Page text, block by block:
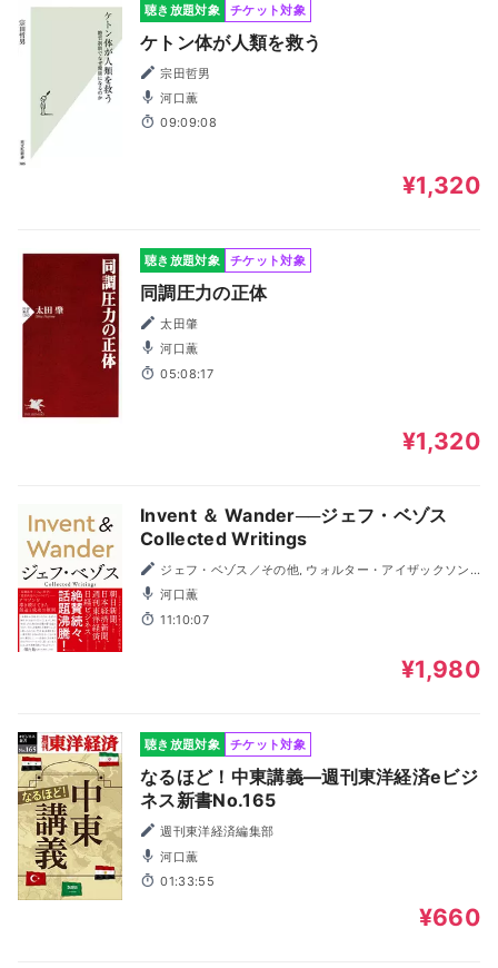
聴き放題対象 チケット対象
ケトン体が人類を救う
宗田哲男
河口薫
09:09:08
¥1,320
聴き放題対象 チケット対象
同調圧力の正体
太田肇
河口薫
05:08:17
¥1,320
Invent ＆ Wander──ジェフ・ベゾス
Collected Writings
／その他, 関美和／訳
河口薫
11:10:07
¥1,980
聴き放題対象 チケット対象
なるほど！中東講義―週刊東洋経済eビジ
ネス新書No.165
週刊東洋経済編集部
河口薫
01:33:55
¥660